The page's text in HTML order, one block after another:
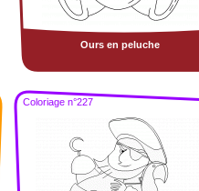
Ours en peluche
Coloriage n°227